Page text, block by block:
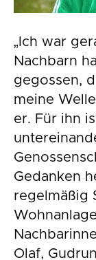
„Ich war
Nachbarn
gegossen,
meine
er. Für ihn
Gedanken
regelmäßig
Olaf,